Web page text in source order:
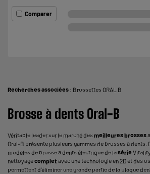
Comparer
Recherches associées : Brossettes ORAL B
Brosse à dents Oral-B
Véritable leader sur le marché des meilleures brosses
Oral-B présente plusieurs gammes de brosses à dents.
modèles de brosse à dents électrique de lasérie
nettoyagecomplet avec une technologie en 2D et des
permettent d’éliminer une grande partie de la plaque